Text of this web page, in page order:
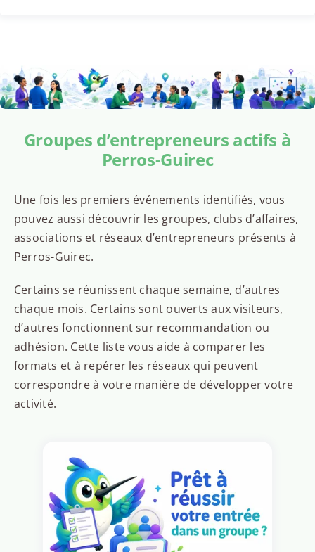
Groupes d’entrepreneurs actifs à
Perros-Guirec
Une fois les premiers événements identifiés, vous
pouvez aussi découvrir les groupes, clubs d’affaires,
associations et réseaux d’entrepreneurs présents à
Perros-Guirec.
Certains se réunissent chaque semaine, d’autres
chaque mois. Certains sont ouverts aux visiteurs,
d’autres fonctionnent sur recommandation ou
adhésion. Cette liste vous aide à comparer les
formats et à repérer les réseaux qui peuvent
correspondre à votre manière de développer votre
activité.